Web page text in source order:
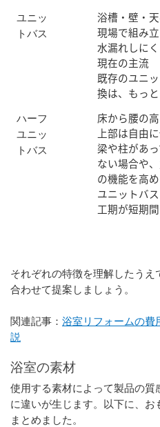
ユニッ
トバス
浴槽・壁・
現場で組み
水漏れしに
現在の主流
既存のユニ
換は、もっ
ハーフ
ユニッ
トバス
床から腰の
上部は自由
梁や柱があ
ない場合や
の機能を高
ユニットバ
工期が短期間
それぞれの特徴を理解したうえ
合わせて提案しましょう。
関連記事： 浴室リフォームの費
説
浴室の素材
使用する素材によって製品の質
に違いが生じます。以下に、
まとめました。